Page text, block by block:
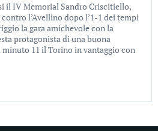
il IV Memorial Sandro Criscitiello,
l’Avellino dopo l’1-1 dei tempi
la gara amichevole con la
protagonista di una buona
11 il Torino in vantaggio con